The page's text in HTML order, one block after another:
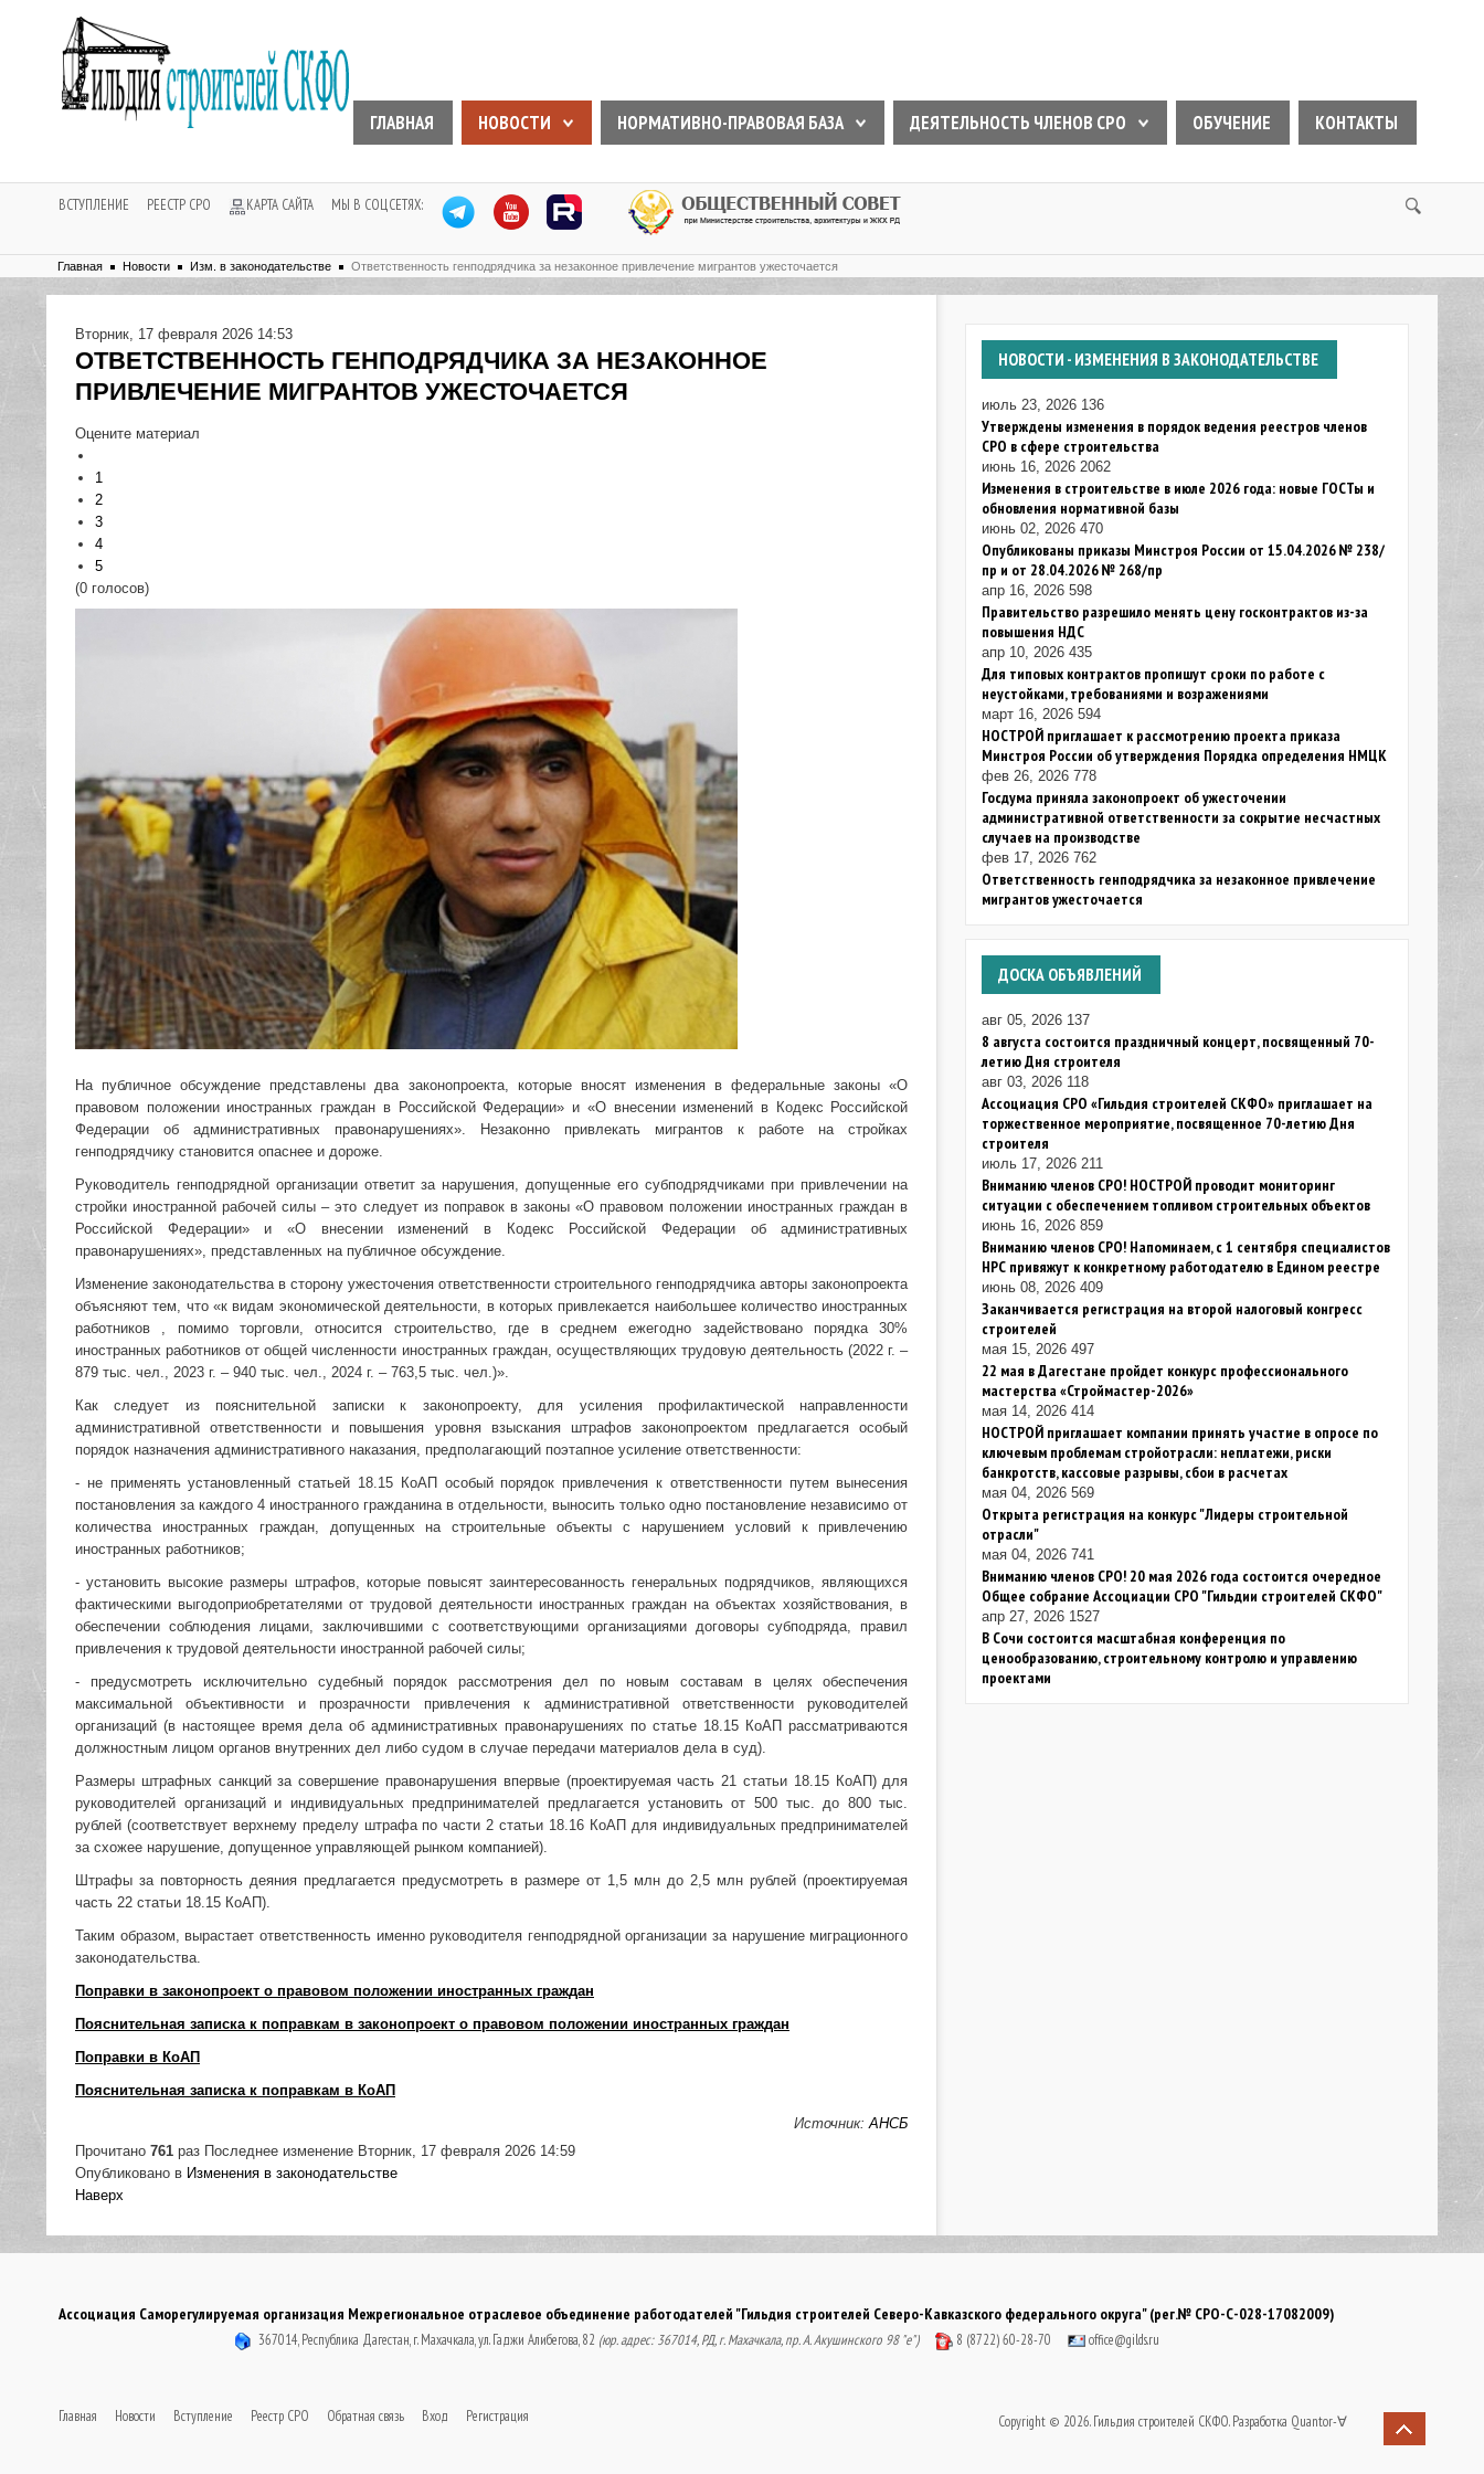
ГЛАВНАЯ НОВОСТИ НОРМАТИВНО-ПРАВОВАЯ БАЗА ДЕЯТЕЛЬНОСТЬ ЧЛЕНОВ СРО ОБУЧЕНИЕ КОНТАКТЫ
ВСТУПЛЕНИЕ РЕЕСТР СРО КАРТА САЙТА МЫ В СОЦСЕТЯХ:
Главная Новости Изм. в законодательстве Ответственность генподрядчика за незаконное привлечение мигрантов ужесточается
Вторник, 17 февраля 2026 14:53
ОТВЕТСТВЕННОСТЬ ГЕНПОДРЯДЧИКА ЗА НЕЗАКОННОЕ
ПРИВЛЕЧЕНИЕ МИГРАНТОВ УЖЕСТОЧАЕТСЯ
Оцените материал
1
2
3
4
5
(0 голосов)
На публичное обсуждение представлены два законопроекта, которые вносят изменения в федеральные законы «О
правовом положении иностранных граждан в Российской Федерации» и «О внесении изменений в Кодекс Российской
Федерации об административных правонарушениях». Незаконно привлекать мигрантов к работе на стройках
генподрядчику становится опаснее и дороже.
Руководитель генподрядной организации ответит за нарушения, допущенные его субподрядчиками при привлечении на
стройки иностранной рабочей силы – это следует из поправок в законы «О правовом положении иностранных граждан в
Российской Федерации» и «О внесении изменений в Кодекс Российской Федерации об административных
правонарушениях», представленных на публичное обсуждение.
Изменение законодательства в сторону ужесточения ответственности строительного генподрядчика авторы законопроекта
объясняют тем, что «к видам экономической деятельности, в которых привлекается наибольшее количество иностранных
работников , помимо торговли, относится строительство, где в среднем ежегодно задействовано порядка 30%
иностранных работников от общей численности иностранных граждан, осуществляющих трудовую деятельность (2022 г. –
879 тыс. чел., 2023 г. – 940 тыс. чел., 2024 г. – 763,5 тыс. чел.)».
Как следует из пояснительной записки к законопроекту, для усиления профилактической направленности
административной ответственности и повышения уровня взыскания штрафов законопроектом предлагается особый
порядок назначения административного наказания, предполагающий поэтапное усиление ответственности:
- не применять установленный статьей 18.15 КоАП особый порядок привлечения к ответственности путем вынесения
постановления за каждого 4 иностранного гражданина в отдельности, выносить только одно постановление независимо от
количества иностранных граждан, допущенных на строительные объекты с нарушением условий к привлечению
иностранных работников;
- установить высокие размеры штрафов, которые повысят заинтересованность генеральных подрядчиков, являющихся
фактическими выгодоприобретателями от трудовой деятельности иностранных граждан на объектах хозяйствования, в
обеспечении соблюдения лицами, заключившими с соответствующими организациями договоры субподряда, правил
привлечения к трудовой деятельности иностранной рабочей силы;
- предусмотреть исключительно судебный порядок рассмотрения дел по новым составам в целях обеспечения
максимальной объективности и прозрачности привлечения к административной ответственности руководителей
организаций (в настоящее время дела об административных правонарушениях по статье 18.15 КоАП рассматриваются
должностным лицом органов внутренних дел либо судом в случае передачи материалов дела в суд).
Размеры штрафных санкций за совершение правонарушения впервые (проектируемая часть 21 статьи 18.15 КоАП) для
руководителей организаций и индивидуальных предпринимателей предлагается установить от 500 тыс. до 800 тыс.
рублей (соответствует верхнему пределу штрафа по части 2 статьи 18.16 КоАП для индивидуальных предпринимателей
за схожее нарушение, допущенное управляющей рынком компанией).
Штрафы за повторность деяния предлагается предусмотреть в размере от 1,5 млн до 2,5 млн рублей (проектируемая
часть 22 статьи 18.15 КоАП).
Таким образом, вырастает ответственность именно руководителя генподрядной организации за нарушение миграционного
законодательства.
Поправки в законопроект о правовом положении иностранных граждан
Пояснительная записка к поправкам в законопроект о правовом положении иностранных граждан
Поправки в КоАП
Пояснительная записка к поправкам в КоАП
Источник:АНСБ
Прочитано 761 раз Последнее изменение Вторник, 17 февраля 2026 14:59
Опубликовано в Изменения в законодательстве
Наверх
НОВОСТИ - ИЗМЕНЕНИЯ В ЗАКОНОДАТЕЛЬСТВЕ
июль 23, 2026 136
Утверждены изменения в порядок ведения реестров членов
СРО в сфере строительства
июнь 16, 2026 2062
Изменения в строительстве в июле 2026 года: новые ГОСТы и
обновления нормативной базы
июнь 02, 2026 470
Опубликованы приказы Минстроя России от 15.04.2026 № 238/
пр и от 28.04.2026 № 268/пр
апр 16, 2026 598
Правительство разрешило менять цену госконтрактов из-за
повышения НДС
апр 10, 2026 435
Для типовых контрактов пропишут сроки по работе с
неустойками, требованиями и возражениями
март 16, 2026 594
НОСТРОЙ приглашает к рассмотрению проекта приказа
Минстроя России об утверждения Порядка определения НМЦК
фев 26, 2026 778
Госдума приняла законопроект об ужесточении
административной ответственности за сокрытие несчастных
случаев на производстве
фев 17, 2026 762
Ответственность генподрядчика за незаконное привлечение
мигрантов ужесточается
ДОСКА ОБЪЯВЛЕНИЙ
авг 05, 2026 137
8 августа состоится праздничный концерт, посвященный 70-
летию Дня строителя
авг 03, 2026 118
Ассоциация СРО «Гильдия строителей СКФО» приглашает на
торжественное мероприятие, посвященное 70-летию Дня
строителя
июль 17, 2026 211
Вниманию членов СРО! НОСТРОЙ проводит мониторинг
ситуации с обеспечением топливом строительных объектов
июнь 16, 2026 859
Вниманию членов СРО! Напоминаем, с 1 сентября специалистов
НРС привяжут к конкретному работодателю в Едином реестре
июнь 08, 2026 409
Заканчивается регистрация на второй налоговый конгресс
строителей
мая 15, 2026 497
22 мая в Дагестане пройдет конкурс профессионального
мастерства «Строймастер-2026»
мая 14, 2026 414
НОСТРОЙ приглашает компании принять участие в опросе по
ключевым проблемам стройотрасли: неплатежи, риски
банкротств, кассовые разрывы, сбои в расчетах
мая 04, 2026 569
Открыта регистрация на конкурс "Лидеры строительной
отрасли"
мая 04, 2026 741
Вниманию членов СРО! 20 мая 2026 года состоится очередное
Общее собрание Ассоциации СРО "Гильдии строителей СКФО"
апр 27, 2026 1527
В Сочи состоится масштабная конференция по
ценообразованию, строительному контролю и управлению
проектами
Ассоциация Саморегулируемая организация Межрегиональное отраслевое объединение работодателей "Гильдия строителей Северо-Кавказского федерального округа" (рег.№ СРО-С-028-17082009)
367014, Республика Дагестан, г. Махачкала, ул. Гаджи Алибегова, 82 (юр. адрес: 367014, РД, г. Махачкала, пр. А. Акушинского 98 "е") 8 (8722) 60-28-70 office@gilds.ru
Copyright © 2026. Гильдия строителей СКФО. Разработка Quantor-∀
Главная Новости Вступление Реестр СРО Обратная связь Вход Регистрация